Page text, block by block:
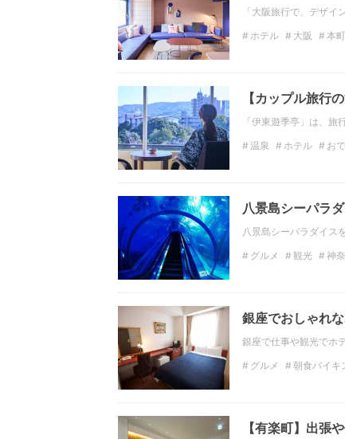
「大阪旅行で、デザ
ホテル 大阪 本町
【カップル旅行
「伊東遊季亭」は、
温泉 ホテル お
八景島シーパラ
八景島シーパラダイス
グルメ 観光 神
銀座でおしゃれ
銀座で仕事や観光でホ
グルメ 朝食バイキ
【有楽町】出張